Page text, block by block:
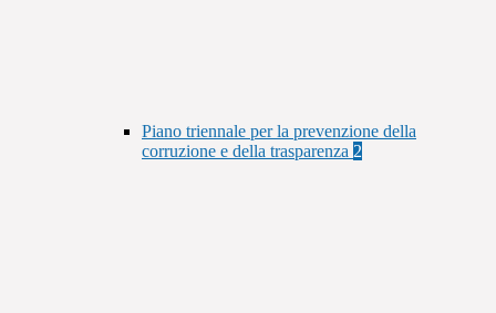
Piano triennale per la prevenzione della
corruzione e della trasparenza 2